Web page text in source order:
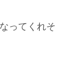
ってくれそ